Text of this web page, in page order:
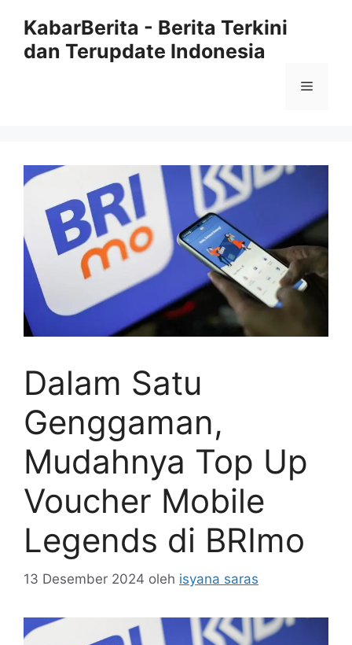
KabarBerita - Berita Terkini
dan Terupdate Indonesia
Menu
Dalam Satu
Genggaman,
Mudahnya Top Up
Voucher Mobile
Legends di BRImo
13 Desember 2024 oleh isyana saras